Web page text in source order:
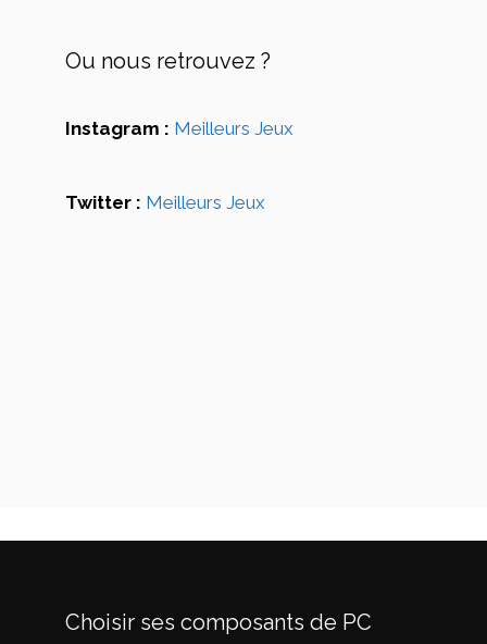
Ou nous retrouvez ?
Instagram : Meilleurs Jeux
Twitter : Meilleurs Jeux
Choisir ses composants de PC